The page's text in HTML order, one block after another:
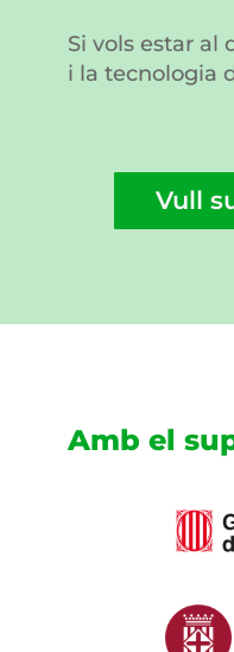
Si vols estar al
i la tecnologia
Vull
Amb el